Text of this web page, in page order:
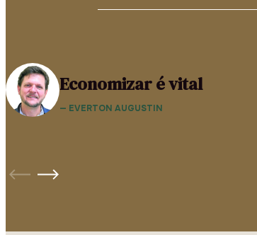
Economizar é vital
— EVERTON AUGUSTIN